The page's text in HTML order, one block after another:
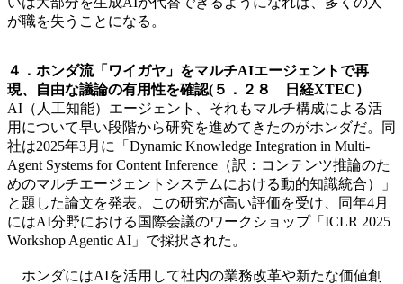
が職を失うことになる。
４．ホンダ流「ワイガヤ」をマルチAIエージェントで再
現、自由な議論の有用性を確認(５．２８ 日経XTEC）
AI（人工知能）エージェント、それもマルチ構成による活
用について早い段階から研究を進めてきたのがホンダだ。同
社は2025年3月に「Dynamic Knowledge Integration in Multi-
Agent Systems for Content Inference（訳：コンテンツ推論のた
めのマルチエージェントシステムにおける動的知識統合）」
と題した論文を発表。この研究が高い評価を受け、同年4月
にはAI分野における国際会議のワークショップ「ICLR 2025
Workshop Agentic AI」で採択された。
ホンダにはAIを活用して社内の業務改革や新たな価値創